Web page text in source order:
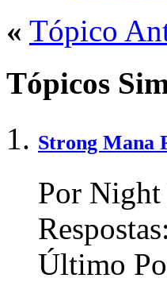
« Tópico
Tópicos
Strong Mana
Por
Respostas:
Último